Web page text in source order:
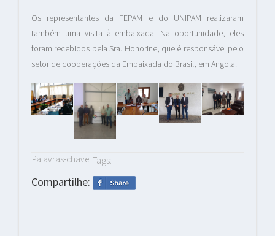
Os representantes da FEPAM e do UNIPAM realizaram
também uma visita à embaixada. Na oportunidade, eles
foram recebidos pela Sra. Honorine, que é responsável pelo
setor de cooperações da Embaixada do Brasil, em Angola.
Palavras-chave: Tags:
Compartilhe: